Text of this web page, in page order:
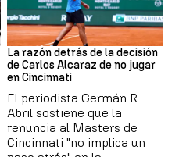
Tenis
La razón detrás de la decisión
de Carlos Alcaraz de no jugar
en Cincinnati
El periodista Germán R.
Abril sostiene que la
renuncia al Masters de
Cincinnati "no implica un